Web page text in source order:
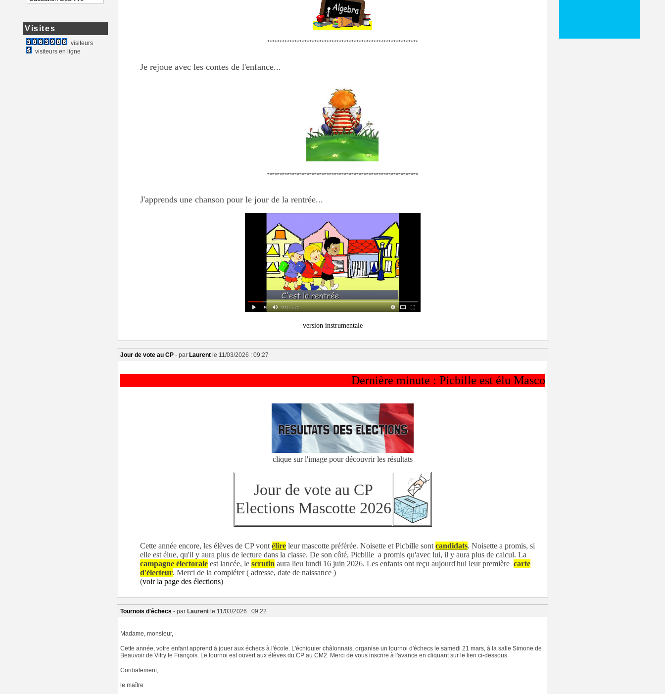
Visites
visiteurs
visiteurs en ligne
*************************************************************
Je rejoue avec les contes de l'enfance...
*************************************************************
J'apprends une chanson pour le jour de la rentrée...
version instrumentale
Jour de vote au CP - par Laurent le 11/03/2026 : 09:27
Dernière minute : Picbille est élu Mascotte des CPs 2026.
clique sur l'image pour découvrir les résultats
Jour de vote au CP
Elections Mascotte 2026
Cette année encore, les élèves de CP vont élire leur mascotte préférée. Noisette et Picbille sont candidats. Noisette a promis, si
elle est élue, qu'il y aura plus de lecture dans la classe. De son côté, Picbille a promis qu'avec lui, il y aura plus de calcul. La
campagne électorale est lancée, le scrutin aura lieu lundi 16 juin 2026. Les enfants ont reçu aujourd'hui leur première carte
d'électeur. Merci de la compléter ( adresse, date de naissance )
(voir la page des élections)
Tournois d'échecs - par Laurent le 11/03/2026 : 09:22
Madame, monsieur,
Cette année, votre enfant apprend à jouer aux échecs à l'école. L'échiquier châlonnais, organise un tournoi d'échecs le samedi 21 mars, à la salle Simone de
Beauvoir de Vitry le François. Le tournoi est ouvert aux élèves du CP au CM2. Merci de vous inscrire à l'avance en cliquant sur le lien ci-dessous.
​Cordialement,
​le maître